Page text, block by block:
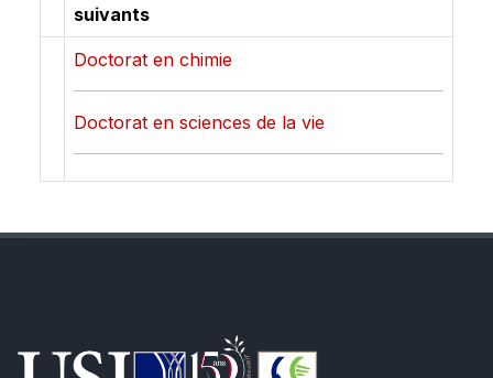
suivants
Doctorat en chimie
Doctorat en sciences de la vie